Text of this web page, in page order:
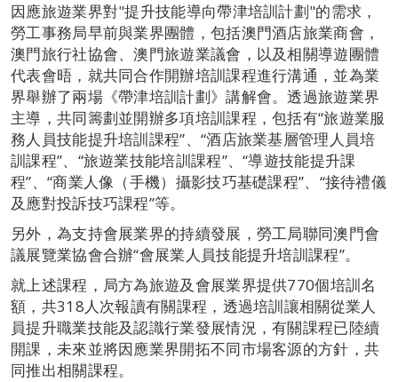
因應旅遊業界對"提升技能導向帶津培訓計劃"的需求，
勞工事務局早前與業界團體，包括澳門酒店旅業商會，
澳門旅行社協會、澳門旅遊業議會，以及相關導遊團體
代表會晤，就共同合作開辦培訓課程進行溝通，並為業
界舉辦了兩場《帶津培訓計劃》講解會。透過旅遊業界
主導，共同籌劃並開辦多項培訓課程，包括有“旅遊業服
務人員技能提升培訓課程”、“酒店旅業基層管理人員培
訓課程”、“旅遊業技能培訓課程”、“導遊技能提升課
程”、“商業人像（手機）攝影技巧基礎課程”、“接待禮儀
及應對投訴技巧課程”等。
另外，為支持會展業界的持續發展，勞工局聯同澳門會
議展覽業協會合辦“會展業人員技能提升培訓課程”。
就上述課程，局方為旅遊及會展業界提供770個培訓名
額，共318人次報讀有關課程，透過培訓讓相關從業人
員提升職業技能及認識行業發展情況，有關課程已陸續
開課，未來並將因應業界開拓不同市場客源的方針，共
同推出相關課程。